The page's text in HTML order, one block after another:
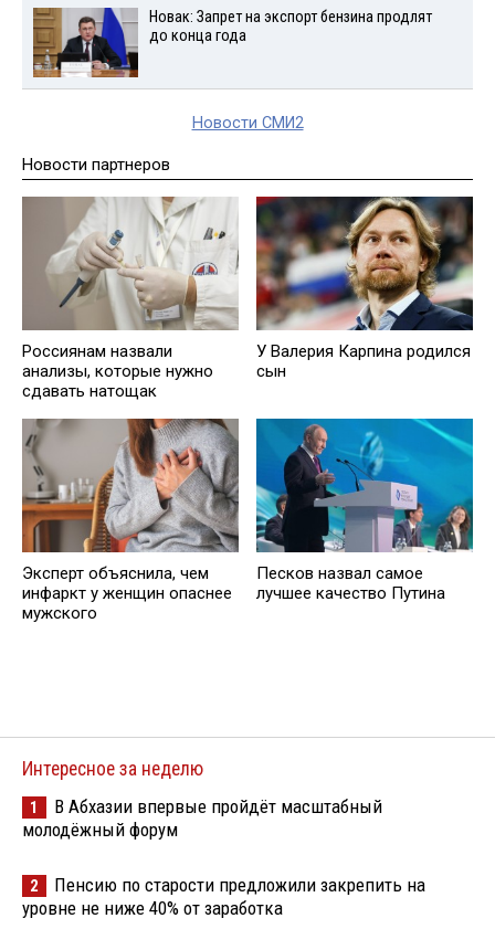
Новак: Запрет на экспорт бензина продлят
до конца года
Новости СМИ2
Новости партнеров
Россиянам назвали
анализы, которые нужно
сдавать натощак
У Валерия Карпина родился
сын
Эксперт объяснила, чем
инфаркт у женщин опаснее
мужского
Песков назвал самое
лучшее качество Путина
Интересное за неделю
1
В Абхазии впервые пройдёт масштабный
молодёжный форум
2
Пенсию по старости предложили закрепить на
уровне не ниже 40% от заработка